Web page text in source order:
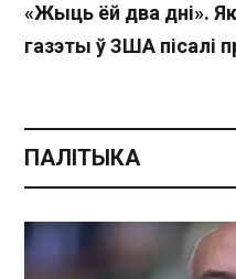
«Жыць ёй два дні». Як
газэты ў ЗША пісалі
ПАЛІТЫКА